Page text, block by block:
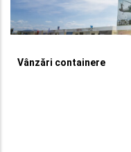
Vânzări containere